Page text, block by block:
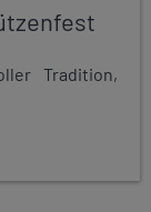
Tradition,